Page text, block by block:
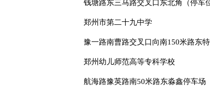
钱塘路东三马路交叉口东北角（停车
郑州市第二十九中学
豫一路南曹路交叉口向南150米路东
郑州幼儿师范高等专科学校
航海路豫英路南50米路东淼鑫停车场